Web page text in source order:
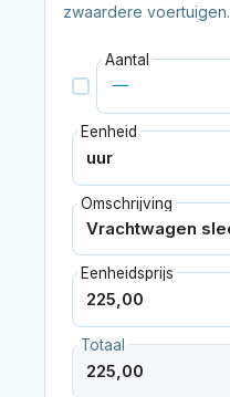
zwaardere voertuigen.
Aantal
Eenheid
Omschrijving
Eenheidsprijs
Totaal